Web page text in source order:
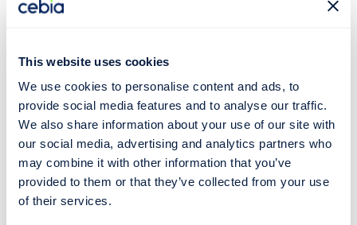
This website uses cookies
We use cookies to personalise content and ads, to
provide social media features and to analyse our traffic.
We also share information about your use of our site with
our social media, advertising and analytics partners who
may combine it with other information that you’ve
provided to them or that they’ve collected from your use
of their services.
kterých začne systém zasahovat. Pokud se situace
👉 Vypnutí ESP (nebo jeho částečné omezení) může být
užitečné například:
při rozjezdu v hlubokém sněhu,
při snaze vyprostit auto z kluzkého povrchu.
Naopak při běžné jízdě na silnici může vypnuté ESP